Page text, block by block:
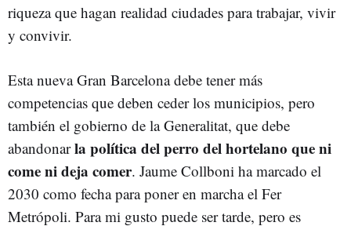
riqueza que hagan realidad ciudades para trabajar, vivir
y convivir.
Esta nueva Gran Barcelona debe tener más
competencias que deben ceder los municipios, pero
también el gobierno de la Generalitat, que debe
abandonarla política del perro del hortelano que ni
come ni deja comer. Jaume Collboni ha marcado el
2030 como fecha para poner en marcha el Fer
Metrópoli. Para mi gusto puede ser tarde, pero es